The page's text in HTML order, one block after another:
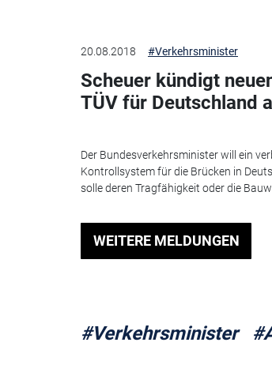
20.08.2018 #Verkehrsminister
Scheuer kündigt
TÜV für Deutschland
Der Bundesverkehrsminister will ein
Kontrollsystem für die Brücken in
solle deren Tragfähigkeit oder die
WEITERE MELDUNGEN
#Verkehrsminister